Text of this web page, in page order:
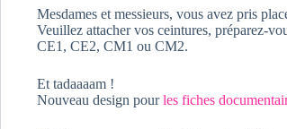
Mesdames et messieurs, vous avez pris
Veuillez attacher vos ceintures, préparez-
CE1, CE2, CM1 ou CM2.
Et tadaaaam !
Nouveau design pourles fiches